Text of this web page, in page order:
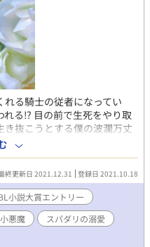
のご馳走となる「真性包
極限まで詰め込みました。
る3P ガチムチ極太の将人＆
な上位個体二人に口もアナル
パンに中出しされる背徳的
ー・セックス」 ただ激しい
き、攻める側も彼を「最高
救われる多幸感満載のハッ
〜〜 【登場人物】 香坂 拓磨
、56kg。小柄ながら陸
みの小麦肌が自慢。 性格:
過去の失恋から寂しがり
、知性をドロドロに溶かして
ーボールのような筋肉の
Sなアニキ。 健太 体格:
、スリムで美麗なスリ筋体
マを極上の価値に変え、言
。
る騎士の従者になってい
れる⁉︎ 目の前で生死をやり取
き抜こうとする僕の波瀾万丈
がり#スパダリ攻略し過ぎて
囲を翻弄 #スパダリの苦
るエロを目指してます汗) ♡
てます♡騎士同士の厳しい状
スメです♪ ☆戦闘シーンも
終更新日 2021.12.31 登録日 2021.10.18
小説大賞エントリー
悪魔
スパダリの溺愛